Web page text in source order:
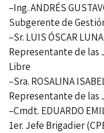
–Ing. ANDRÉS
Subgerente de
–Sr. LUIS ÓSCAR
Representante de las
Libre
–Sra. ROSALINA
Representante de las
–Cmdt. EDUARDO
1er. Jefe Brigadier